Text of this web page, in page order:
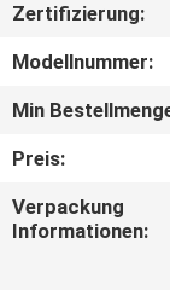
VR-
SHOW
ÜBER
UNS
Zertifizierung:
Modellnummer:
Min
Preis:
Verpackung
Informationen: